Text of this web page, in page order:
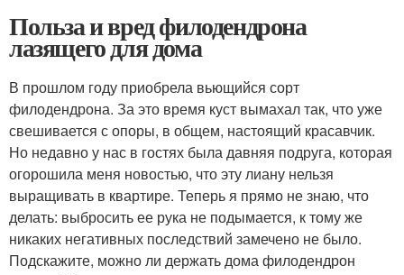
Польза и вред филодендрона
лазящего для дома
В прошлом году приобрела вьющийся сорт
филодендрона. За это время куст вымахал так, что уже
свешивается с опоры, в общем, настоящий красавчик.
Но недавно у нас в гостях была давняя подруга, которая
огорошила меня новостью, что эту лиану нельзя
выращивать в квартире. Теперь я прямо не знаю, что
делать: выбросить ее рука не подымается, к тому же
никаких негативных последствий замечено не было.
Подскажите, можно ли держать дома филодендрон